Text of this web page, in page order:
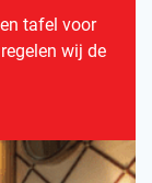
tafel voor
wij de